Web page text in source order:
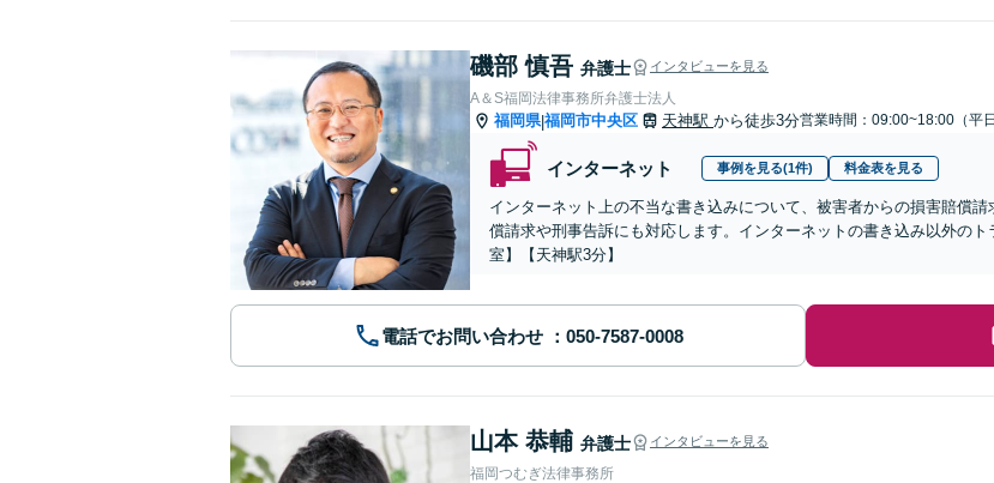
磯部 慎吾 弁護士 インタビューを見る
A＆S福岡法律事務所弁護士法人
福岡県|福岡市中央区 天神駅 から徒歩3分営業時間：09:00~18:00（平日
インターネット 事例を見る(1件) 料金表を見る
インターネット上の不当な書き込みについて、被害者からの損害賠償
償請求や刑事告訴にも対応します。インターネットの書き込み以外の
室】【天神駅3分】
電話でお問い合わせ
山本 恭輔 弁護士 インタビューを見る
福岡つむぎ法律事務所